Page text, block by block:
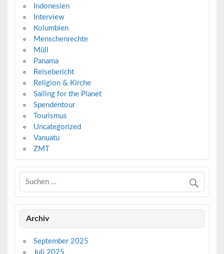
Indonesien
Interview
Kolumbien
Menschenrechte
Müll
Panama
Reisebericht
Religion & Kirche
Sailing for the Planet
Spendentour
Tourismus
Uncategorized
Vanuatu
ZMT
Archiv
September 2025
Juli 2025